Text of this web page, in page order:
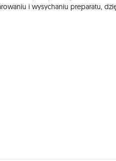
i wysychaniu preparatu,